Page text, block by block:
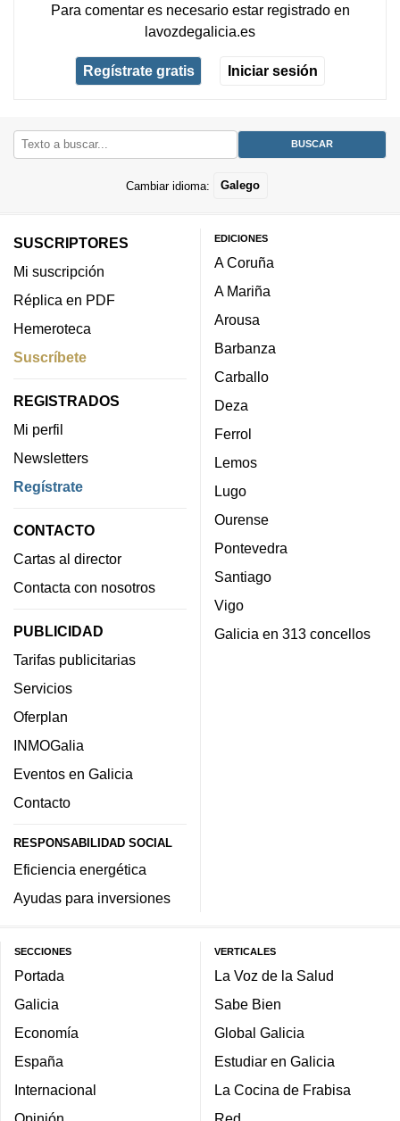
Para comentar es necesario estar registradoen
lavozdegalicia.es
Regístrate gratis Iniciar sesión
Cambiar idioma: Galego
SUSCRIPTORES
Mi suscripción
Réplica en PDF
Hemeroteca
Suscríbete
REGISTRADOS
Mi perfil
Newsletters
Regístrate
CONTACTO
Cartas al director
Contacta con nosotros
PUBLICIDAD
Tarifas publicitarias
Servicios
Oferplan
INMOGalia
Eventos en Galicia
Contacto
RESPONSABILIDAD SOCIAL
Eficiencia energética
Ayudas para inversiones
EDICIONES
A Coruña
A Mariña
Arousa
Barbanza
Carballo
Deza
Ferrol
Lemos
Lugo
Ourense
Pontevedra
Santiago
Vigo
Galicia en 313 concellos
SECCIONES
Portada
Galicia
Economía
España
Internacional
VERTICALES
La Voz de la Salud
Sabe Bien
Global Galicia
Estudiar en Galicia
La Cocina de Frabisa